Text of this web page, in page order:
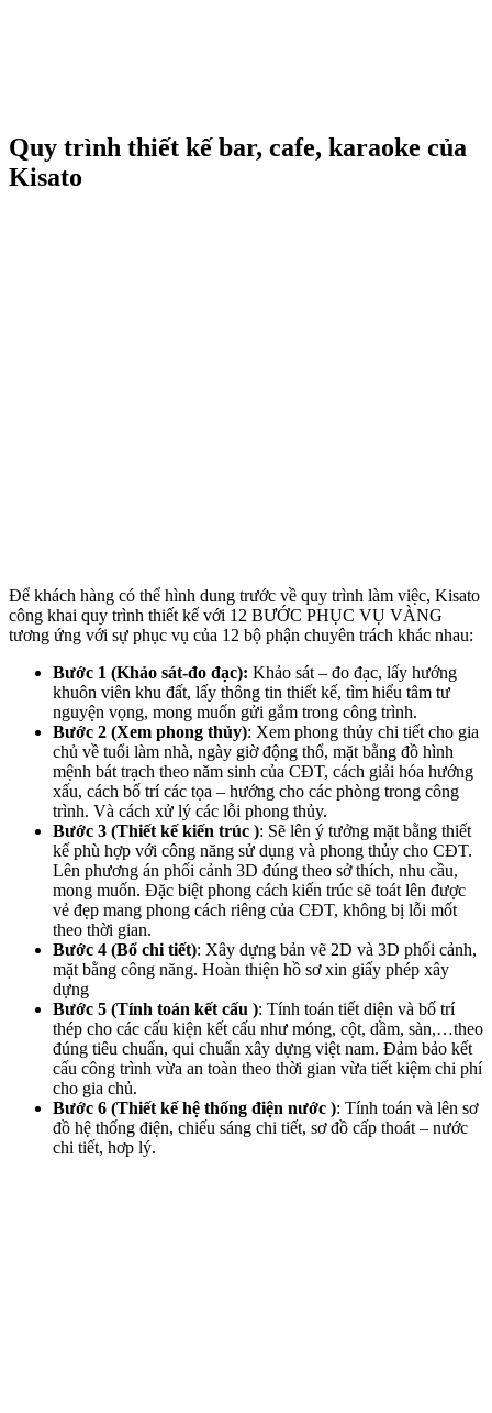
Quy trình thiết kế bar, cafe, karaoke của
Kisato
Để khách hàng có thể hình dung trước về quy trình làm việc, Kisato
công khai quy trình thiết kế với 12 BƯỚC PHỤC VỤ VÀNG
tương ứng với sự phục vụ của 12 bộ phận chuyên trách khác nhau:
Bước 1 (Khảo sát-đo đạc): Khảo sát – đo đạc, lấy hướng
khuôn viên khu đất, lấy thông tin thiết kế, tìm hiểu tâm tư
nguyện vọng, mong muốn gửi gắm trong công trình.
Bước 2 (Xem phong thủy): Xem phong thủy chi tiết cho gia
chủ về tuổi làm nhà, ngày giờ động thổ, mặt bằng đồ hình
mệnh bát trạch theo năm sinh của CĐT, cách giải hóa hướng
xấu, cách bố trí các tọa – hướng cho các phòng trong công
trình. Và cách xử lý các lỗi phong thủy.
Bước 3 (Thiết kế kiến trúc ): Sẽ lên ý tưởng mặt bằng thiết
kế phù hợp với công năng sử dụng và phong thủy cho CĐT.
Lên phương án phối cảnh 3D đúng theo sở thích, nhu cầu,
mong muốn. Đặc biệt phong cách kiến trúc sẽ toát lên được
vẻ đẹp mang phong cách riêng của CĐT, không bị lỗi mốt
theo thời gian.
Bước 4 (Bổ chi tiết): Xây dựng bản vẽ 2D và 3D phối cảnh,
mặt bằng công năng. Hoàn thiện hồ sơ xin giấy phép xây
dựng
Bước 5 (Tính toán kết cấu ): Tính toán tiết diện và bố trí
thép cho các cấu kiện kết cấu như móng, cột, dầm, sàn,…theo
đúng tiêu chuẩn, qui chuẩn xây dựng việt nam. Đảm bảo kết
cấu công trình vừa an toàn theo thời gian vừa tiết kiệm chi phí
cho gia chủ.
Bước 6 (Thiết kế hệ thống điện nước ): Tính toán và lên sơ
đồ hệ thống điện, chiếu sáng chi tiết, sơ đồ cấp thoát – nước
chi tiết, hơp lý.